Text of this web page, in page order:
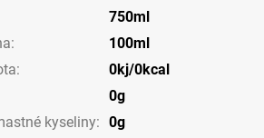
750ml
:
100ml
:
0kj/0kcal
0g
kyseliny: 0g